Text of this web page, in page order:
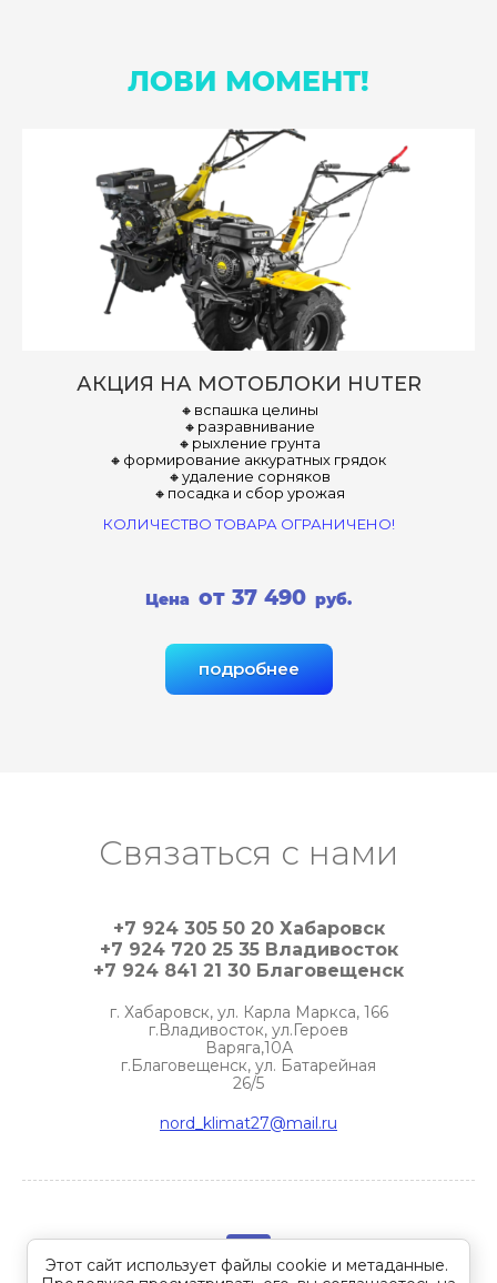
ЛОВИ МОМЕНТ!
АКЦИЯ НА МОТОБЛОКИ HUTER
🔸вспашка целины
🔸разравнивание
🔸рыхление грунта
🔸формирование аккуратных грядок
🔸удаление сорняков
🔸посадка и сбор урожая
КОЛИЧЕСТВО ТОВАРА ОГРАНИЧЕНО!
Цена от 37 490 руб.
подробнее
Связаться с нами
+7 924 305 50 20 Хабаровск
+7 924 720 25 35 Владивосток
+7 924 841 21 30 Благовещенск
г. Хабаровск, ул. Карла Маркса, 166
г.Владивосток, ул.Героев
Варяга,10А
г.Благовещенск, ул. Батарейная
26/5
nord_klimat27@mail.ru
Этот сайт использует файлы cookie и метаданные.